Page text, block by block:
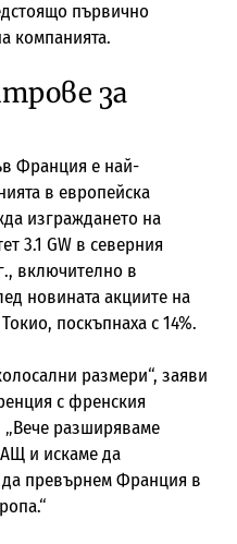
първично
компанията.
за
Франция е най-
в европейска
изграждането на
3.1 GW в северния
включително в
новината акциите на
поскъпнаха с 14%.
размери“, заяви
с френския
разширяваме
и искаме да
превърнем Франция в